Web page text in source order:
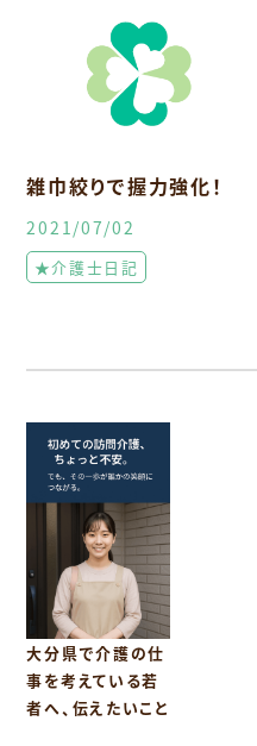
雑巾絞りで握力強化！
2021/07/02
★介護士日記
大分県で介護の仕
事を考えている若
者へ、伝えたいこと